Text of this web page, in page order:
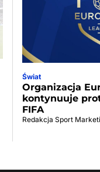
Świat
Organizacja
kontynuuje
FIFA
Redakcja Sport